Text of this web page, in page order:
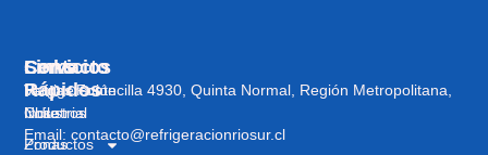
Servicios
Refrigeración
Industrial
Zonas
Links
Rápidos
Nosotros
Productos
Contacto
Vargas Fontecilla 4930, Quinta Normal, Región Metropolitana,
Chile
Email: contacto@refrigeracionriosur.cl